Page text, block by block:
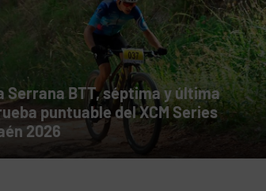
Serrana BTT, séptima y última
puntuable del XCM Series
2026